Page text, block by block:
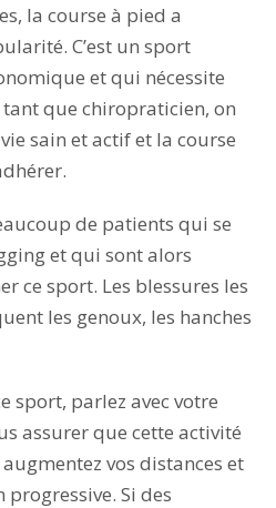
la course à pied a
C’est un sport
et qui nécessite
tant que chiropraticien, on
sain et actif et la course
de patients qui se
et qui sont alors
ce sport. Les blessures les
les genoux, les hanches
sport, parlez avec votre
assurer que cette activité
vos distances et
Si des